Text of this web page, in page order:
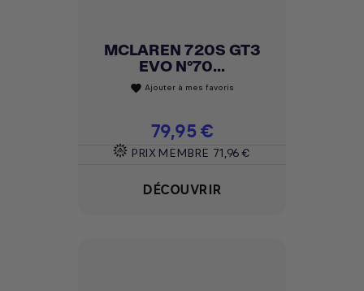
MCLAREN 720S GT3
EVO N°70...
favorite Ajouter à mes favoris
Prix
79,95 €
PRIX MEMBRE 71,96 €
DÉCOUVRIR